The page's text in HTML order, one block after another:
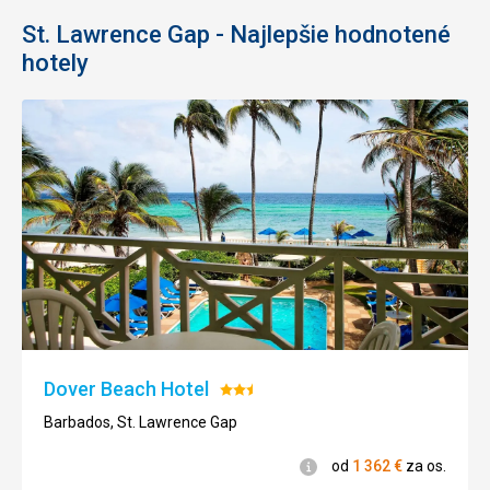
St. Lawrence Gap - Najlepšie hodnotené
hotely
Dover Beach Hotel
Hodnotenie:
2.5/5
Barbados, St. Lawrence Gap
Informácie
od 1 362€ za os.